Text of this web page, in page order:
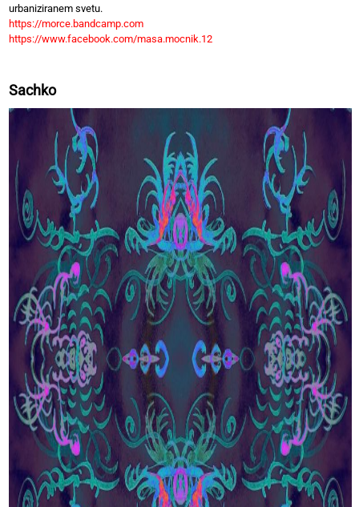
urbaniziranem svetu.
https://morce.bandcamp.com
https://www.facebook.com/masa.mocnik.12
Sachko